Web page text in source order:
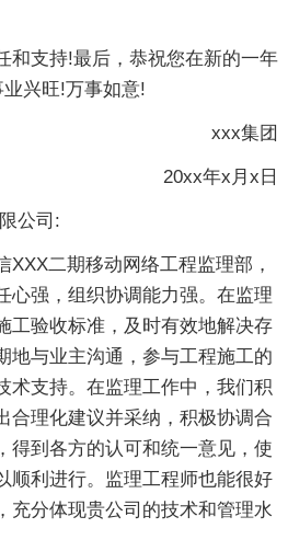
和支持!最后，恭祝您在新的一年
兴旺!万事如意!
xxx集团
20xx年x月x日
公司:
XXX二期移动网络工程监理部，
心强，组织协调能力强。在监理
工验收标准，及时有效地解决存
地与业主沟通，参与工程施工的
术支持。在监理工作中，我们积
合理化建议并采纳，积极协调合
得到各方的认可和统一意见，使
顺利进行。监理工程师也能很好
充分体现贵公司的技术和管理水